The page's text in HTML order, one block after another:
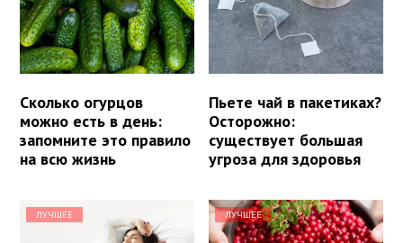
Сколько огурцов
можно есть в день:
запомните это правило
на всю жизнь
Пьете чай в пакетиках?
Осторожно:
существует большая
угроза для здоровья
ЛУЧШЕЕ ЛУЧШЕЕ